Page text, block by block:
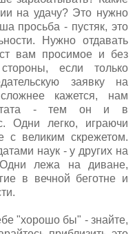
на удачу? Это нужно
просьба - пустяк, это
Нужно отдавать
вам просимое и без
если только
заявку на
кажется, нам
- тем он и в
Одни легко, играючи
с великим скрежетом.
наук - у других на
лежа на диване,
в вечной беготне и
"хорошо бы" - знайте,